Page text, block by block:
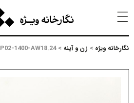
نگارخانه ویژه > زن و آینه >
P02-1400-AW18.24